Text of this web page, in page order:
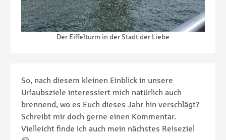
Der Eiffelturm in der Stadt der Liebe
So, nach diesem kleinen Einblick in unsere
Urlaubsziele interessiert mich natürlich auch
brennend, wo es Euch dieses Jahr hin verschlägt?
Schreibt mir doch gerne einen Kommentar.
Vielleicht finde ich auch mein nächstes Reiseziel